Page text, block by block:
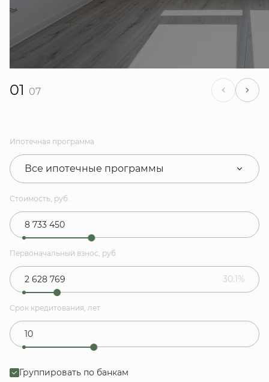
01 07
Ипотечная программа
Все ипотечные программы
Стоимость, руб.
Первоначальный взнос, руб.
30.1%
Срок кредитования, лет
Группировать по банкам